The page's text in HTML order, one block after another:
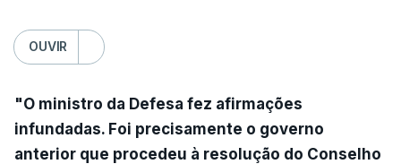
OUVIR
"O ministro da Defesa fez afirmações
infundadas. Foi precisamente o governo
anterior que procedeu à resolução do Conselho